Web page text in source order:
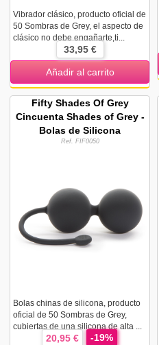
Vibrador clásico, producto oficial de
50 Sombras de Grey, el aspecto de
clásico no debe engañarte,ti...
33,95 €
Añadir al carrito
Fifty Shades Of Grey
Cincuenta Shades of Grey -
Bolas de Silicona
Ref. FIF0050
Bolas chinas de silicona, producto
oficial de 50 Sombras de Grey,
cubiertas de una silicona de alta ...
20,95 € -19%